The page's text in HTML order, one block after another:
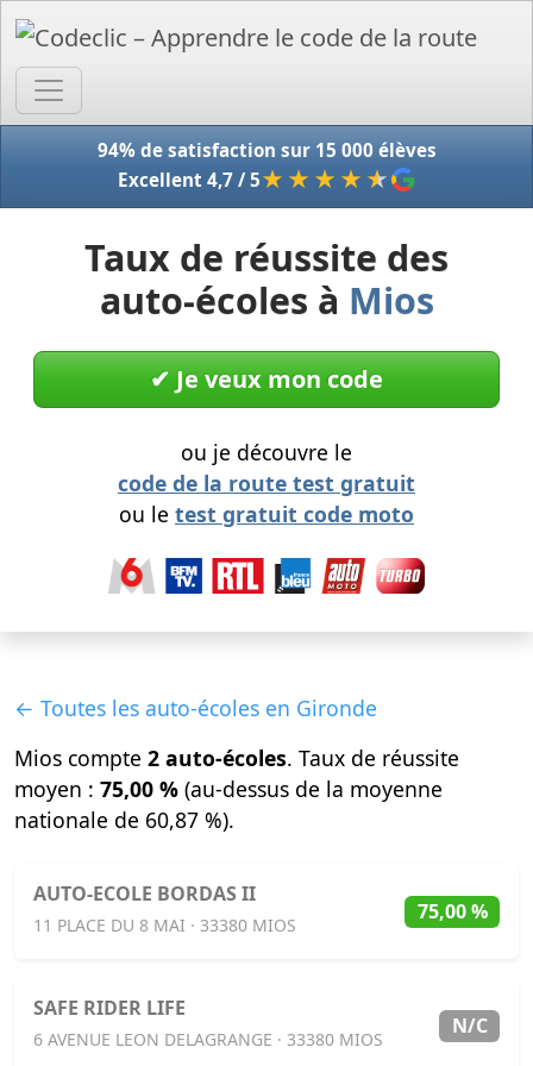
94% de satisfaction sur 15 000 élèves
Excellent 4,7 / 5★★★★ ★
Taux de réussite des
auto-écoles à Mios
✔︎ Je veux mon code
ou je découvre le
code de la route test gratuit
ou le test gratuit code moto
← Toutes les auto-écoles en Gironde
Mios compte 2 auto-écoles. Taux de réussite
moyen : 75,00 % (au-dessus de la moyenne
nationale de 60,87 %).
AUTO-ECOLE BORDAS II
11 PLACE DU 8 MAI · 33380 MIOS
75,00 %
SAFE RIDER LIFE
6 AVENUE LEON DELAGRANGE · 33380 MIOS
N/C